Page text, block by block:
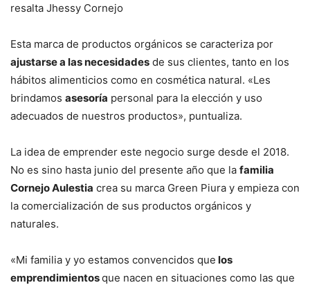
resalta Jhessy Cornejo
Esta marca de productos orgánicos se caracteriza por
ajustarse a las necesidades de sus clientes, tanto en los
hábitos alimenticios como en cosmética natural. «Les
brindamos asesoría personal para la elección y uso
adecuados de nuestros productos», puntualiza.
La idea de emprender este negocio surge desde el 2018.
No es sino hasta junio del presente año que la familia
Cornejo Aulestia crea su marca Green Piura y empieza con
la comercialización de sus productos orgánicos y
naturales.
«Mi familia y yo estamos convencidos que los
emprendimientosque nacen en situaciones como las que